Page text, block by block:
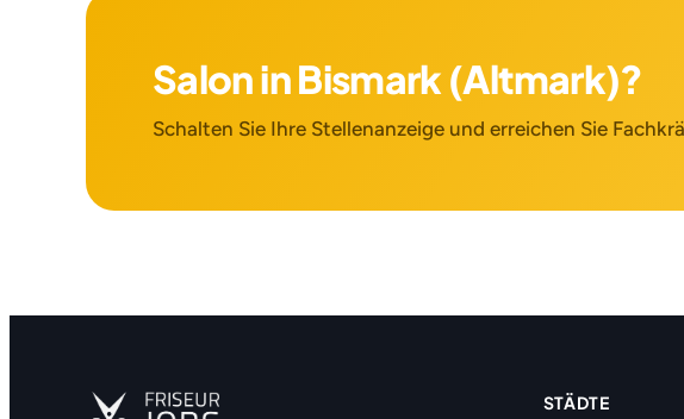
Salon in Bismark (Altmark)?
Schalten Sie Ihre Stellenanzeige und erreichen Sie
STÄDTE